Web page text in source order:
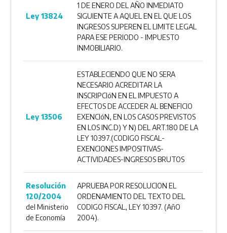
Ley 13824
1 DE ENERO DEL AÑO INMEDIATO
SIGUIENTE A AQUEL EN EL QUE LOS
INGRESOS SUPEREN EL LIMITE LEGAL
PARA ESE PERIODO - IMPUESTO
INMOBILIARIO.
Ley 13506
ESTABLECIENDO QUE NO SERA
NECESARIO ACREDITAR LA
INSCRIPCIóN EN EL IMPUESTO A
EFECTOS DE ACCEDER AL BENEFICIO
EXENCIóN, EN LOS CASOS PREVISTOS
EN LOS INC.D) Y N) DEL ART.180 DE LA
LEY 10397.(CODIGO FISCAL-
EXENCIONES IMPOSITIVAS-
ACTIVIDADES-INGRESOS BRUTOS
Resolución
120/2004
del Ministerio
de Economía
APRUEBA POR RESOLUCION EL
ORDENAMIENTO DEL TEXTO DEL
CODIGO FISCAL, LEY 10397. (AñO
2004).